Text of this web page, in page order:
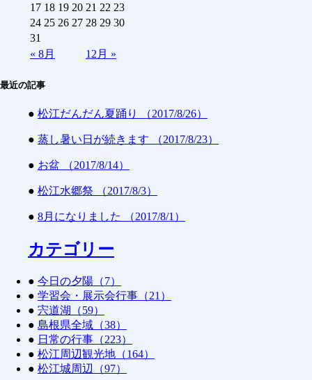
« 8月 12月 »
17 18 19 20 21 22 23
24 25 26 27 28 29 30
31
最近の記事
● 松江だんだん夏踊り （2017/8/26）
● 蒸し暑い日が続きます （2017/8/23）
● お盆 （2017/8/14）
● 松江水郷祭 （2017/8/3）
● 8月になりました （2017/8/1）
カテゴリー
● 今日の夕陽（7）
● 学習会・展示会行事（21）
● 宍道湖（59）
● 島根県全域（38）
● 日常の行事（223）
● 松江周辺観光地（164）
● 松江城周辺（97）